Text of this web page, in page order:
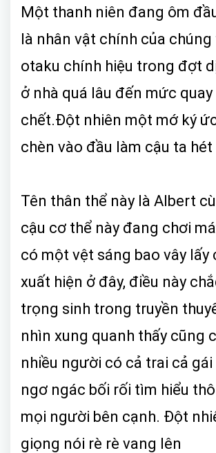
Một thanh niên đang ôm
là nhân vật chính của
otaku chính hiệu trong đợt
ở nhà quá lâu đến mức quay
chết.Đột nhiên một mớ ký
chèn vào đầu làm cậu ta hét
Tên thân thể này là Albert
cậu cơ thể này đang chơi
có một vệt sáng bao vây lấy
xuất hiện ở đây, điều này
trọng sinh trong truyền
nhìn xung quanh thấy cũng
nhiều người có cả trai cả
ngơ ngác bối rối tìm hiểu
mọi người bên cạnh. Đột
giọng nói rè rè vang lên